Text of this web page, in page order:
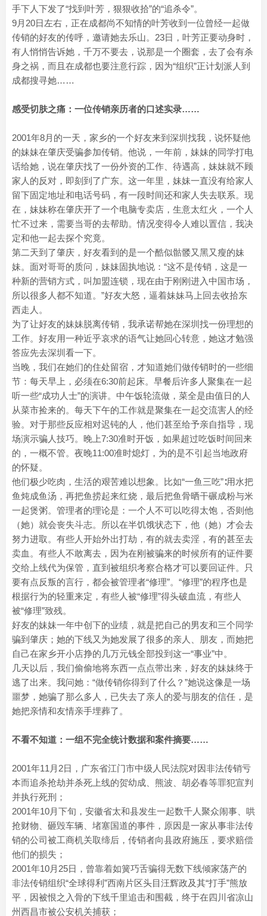
手下人下发了“找到叶芳，狠狠收拾”的“追杀令”。
9月20日左右，正在成都尚不知情的叶芳收到一位曾经一起做
传销的好友的传呼，邀请她去乐山。23日，叶芳正要动身时，
有人悄悄告诉她，千万不要去，说那是一个圈套，去了会有杀
身之祸，而且在成都也要注意行踪，因为“组织”正计划派人到
成都搜寻她……
感受切肤之痛：一位传销亲历者的口述实录……
2001年8月的一天，家乡的一个好友来到深圳找我，说怀疑他
的妹妹在肇庆受骗参加传销。他说，一年前，妹妹的同学打电
话给她，说在肇庆找了一份外资的工作、待遇高，妹妹就不顾
家人的反对，即刻到了广东。这一年里，妹妹一直没有给家人
留下固定地址和电话号码，有一段时间还和家人失去联系。现
在，妹妹称在肇庆开了一个电脑专卖店，生意太红火，一个人
忙不过来，需要当哥的去帮助。情况变得令人难以置信，我决
定和他一起去探个究竟。
第二天到了肇庆，好友看到的是一个酷似骷髅又黑又瘦的妹
妹。面对哥哥的质问，妹妹固执地说：“这不是传销，这是一
种新的营销方式，叫加盟连锁，现在由于刚刚进入中国市场，
所以很多人都不知道。”好友大怒，逼着妹妹马上回去收拾东
西走人。
为了让好友的妹妹脱离传销，我承诺帮她在深圳找一份理想的
工作。好友用一种近乎哀求的语气让她回心转意，她这才勉强
答应先去深圳看一下。
当晚，我们在她们的住处留宿，才知道她们做传销时的一些细
节：每天早上，必须在6:30前起床。早餐后许多人聚集在一起
听一些“成功人士”的演讲。中午饭轮流做，菜全是由值日的人
从菜市捡来的。每天下午的工作就是聚集在一起交流害人的经
验。对于那些反应相对迟钝的人，他们甚至给予亲自指导，现
场演示骗人技巧。晚上7:30准时开饭，如果超过吃饭时间回来
的，一概不管。夜晚11:00准时熄灯，为的是不引起当地政府
的怀疑。
他们极少吃肉，生活的艰苦难以想象。比如“一鱼三吃”∶用水把
鱼炖成鱼汤，再把鱼捞起来红烧，最后把鱼骨晒干碾成粉与米
一起煲粥。管理者的理论是：一个人不可以吃得太饱，否则他
（她）就会丧失斗志。所以在半饥饿状态下，他（她）才会去
努力进取。有些人开始外出打劫，有的就去卖淫，有的甚至去
卖血。有些人不敢离去，因为在刚被骗来的时候所有的证件要
交给上线代为保管，直到被组织考察合格才可以要回证件。只
要有点反叛的言行，都会被管理者“修理”。“修理”的程序也是
根据行为的轻重来定，有些人被“修理”得头破血流，有些人
被“修理”致残。
好友的妹妹一年中创下的业绩，就是把自己的男友和三个同学
骗到肇庆；她的下线又为她发展了很多的亲人、朋友，而她把
自己在家乡开小店挣的几万元钱全部投到这一“事业”中。
几天以后，我们偷偷地将东西一点点带出来，好友的妹妹终于
逃了出来。我问她：“做传销你得到了什么？”她说这像是一场
噩梦，她骗了那么多人，已失去了亲人的爱与朋友的信任，是
她把亲情和友情亲手埋葬了。
不看不知道：一组不完全统计数据和案件摘要……
2001年11月2日，广东省江门市中级人民法院对因非法传销亏
本而追杀抢劫并杀死上线的贺幼成、熊波、胡必春等罪犯宣判
并执行死刑；
2001年10月下旬，安徽省太和县发生一起数千人聚众闹事、哄
抢财物、砸毁车辆、堵塞国道的事件，原因是一家从事非法传
销的公司被工商机关取缔后，传销者向县政府施压，要求赔偿
他们的损失；
2001年10月25日，曾靠着如簧巧舌骗得无数下线倾家荡产的
非法传销组织“全球得利”西南片区头目汪辉政及其“打手”熊放
平，因被恨之入骨的下线千里追击和围截，终于在四川省凉山
州西昌市被公安机关捕获；